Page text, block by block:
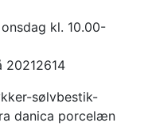
kl. 10.00-
20212614
sølvbestik-
danica porcelæn